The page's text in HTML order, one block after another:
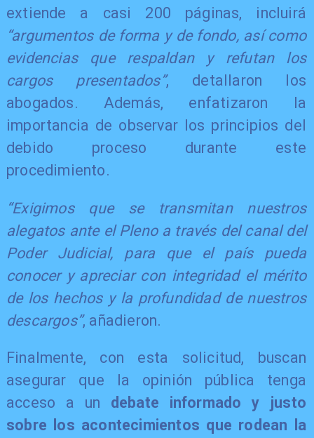
extiende a casi 200 páginas, incluirá
“argumentos de forma y de fondo, así como
evidencias que respaldan y refutan los
cargos presentados”, detallaron los
abogados. Además, enfatizaron la
importancia de observar los principios del
debido proceso durante este
procedimiento.
“Exigimos que se transmitan nuestros
alegatos ante el Pleno a través del canal del
Poder Judicial, para que el país pueda
conocer y apreciar con integridad el mérito
de los hechos y la profundidad de nuestros
descargos”, añadieron.
Finalmente, con esta solicitud, buscan
asegurar que la opinión pública tenga
acceso a un debate informado y justo
sobre los acontecimientos que rodean la